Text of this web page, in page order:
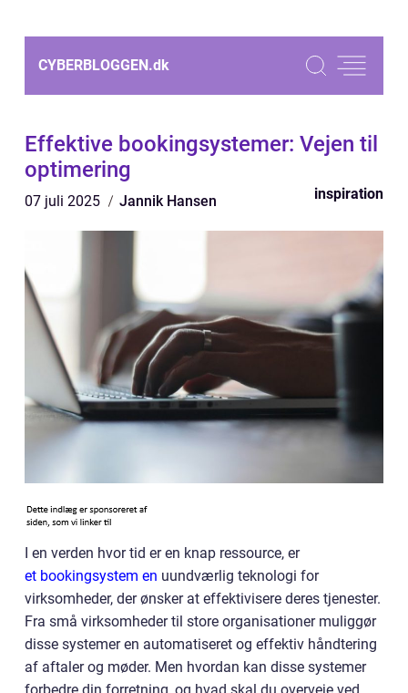
CYBERBLOGGEN.dk
Effektive bookingsystemer: Vejen til
optimering
07 juli 2025 Jannik Hansen inspiration
I en verden hvor tid er en knap ressource, er
et bookingsystem en uundværlig teknologi for
virksomheder, der ønsker at effektivisere deres tjenester.
Fra små virksomheder til store organisationer muliggør
disse systemer en automatiseret og effektiv håndtering
af aftaler og møder. Men hvordan kan disse systemer